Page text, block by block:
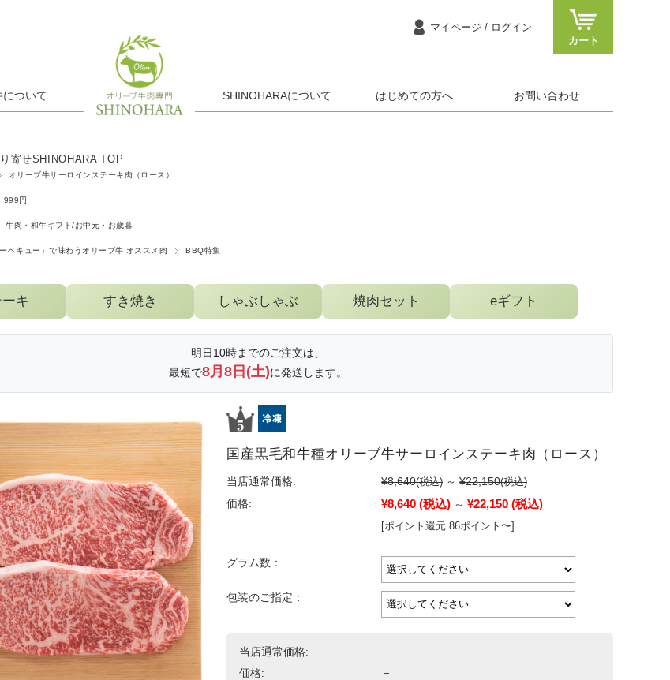
マイページ / ログイン
カート
について SHINOHARAについて はじめての方へ お問い合わせ
寄せSHINOHARA TOP
オリーブ牛サーロインステーキ肉（ロース）
円
牛肉・和牛ギフト/お中元・お歳暮
ベキュー）で味わうオリーブ牛 オススメ肉 BBQ特集
キ すき焼き しゃぶしゃぶ 焼肉セット eギフト
明日10時までのご注文は、
最短で8月8日(土)に発送します。
国産黒毛和牛種オリーブ牛サーロインステーキ肉（ロース）
当店通常価格: ¥8,640(税込) ～ ¥22,150(税込)
価格:
¥8,640 (税込) ～ ¥22,150 (税込)
[ポイント還元 86ポイント〜]
グラム数：
包装のご指定：
当店通常価格:
−
価格:
−